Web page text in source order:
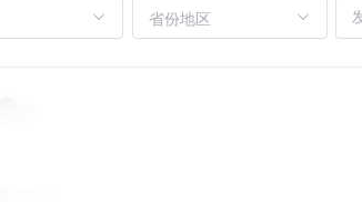
省份地区